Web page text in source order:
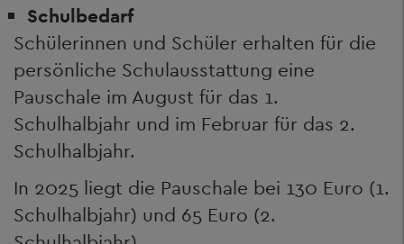
Schulbedarf
Schülerinnen und Schüler erhalten für die
persönliche Schulausstattung eine
Pauschale im August für das 1.
Schulhalbjahr und im Februar für das 2.
Schulhalbjahr.
In 2025 liegt die Pauschale bei 130 Euro (1.
Schulhalbjahr) und 65 Euro (2.